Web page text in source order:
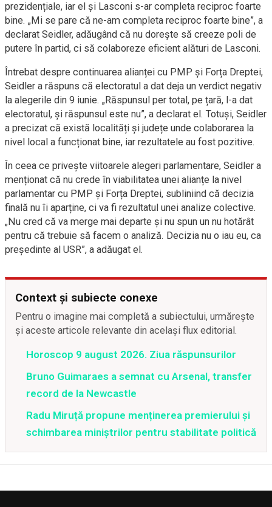
prezidențiale, iar el și Lasconi s-ar completa reciproc foarte
bine. „Mi se pare că ne-am completa reciproc foarte bine”, a
declarat Seidler, adăugând că nu dorește să creeze poli de
putere în partid, ci să colaboreze eficient alături de Lasconi.
Întrebat despre continuarea alianței cu PMP și Forța Dreptei,
Seidler a răspuns că electoratul a dat deja un verdict negativ
la alegerile din 9 iunie. „Răspunsul per total, pe țară, l-a dat
electoratul, și răspunsul este nu”, a declarat el. Totuși, Seidler
a precizat că există localități și județe unde colaborarea la
nivel local a funcționat bine, iar rezultatele au fost pozitive.
În ceea ce privește viitoarele alegeri parlamentare, Seidler a
menționat că nu crede în viabilitatea unei alianțe la nivel
parlamentar cu PMP și Forța Dreptei, subliniind că decizia
finală nu îi aparține, ci va fi rezultatul unei analize colective.
„Nu cred că va merge mai departe și nu spun un nu hotărât
pentru că trebuie să facem o analiză. Decizia nu o iau eu, ca
președinte al USR”, a adăugat el.
Context și subiecte conexe
Pentru o imagine mai completă a subiectului, urmărește
și aceste articole relevante din același flux editorial.
Horoscop 9 august 2026. Ziua răspunsurilor
Bruno Guimaraes a semnat cu Arsenal, transfer
record de la Newcastle
Radu Miruță propune menținerea premierului și
schimbarea miniștrilor pentru stabilitate politică